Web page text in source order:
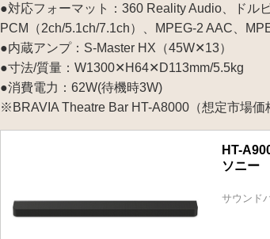
●対応フォーマット：360 Reality Audio、ドル
PCM（2ch/5.1ch/7.1ch）、MPEG-2 AAC、
●内蔵アンプ：S-Master HX（45W✕13）
●寸法/質量：W1300✕H64✕D113mm/5.5kg
●消費電力：62W(待機時3W)
※BRAVIA Theatre Bar HT-A8000（想定市場価
HT-
ソニー
サウンド